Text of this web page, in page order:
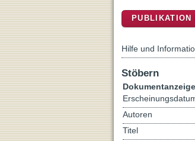
PUBLIKATION
Hilfe und
Stöbern
Dokumentanzeige
Autoren
Titel